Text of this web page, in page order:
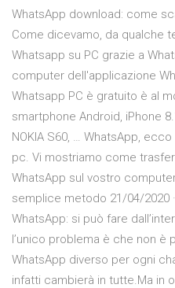
WhatsApp download: come
Come dicevamo, da qualche
Whatsapp su PC grazie a
computer dell'applicazione
Whatsapp PC è gratuito è al
smartphone Android, iPhone
NOKIA S60, … WhatsApp,
pc. Vi mostriamo come
WhatsApp sul vostro
semplice metodo 21/04/2020
WhatsApp: si può fare
l’unico problema è che non
WhatsApp diverso per ogni
infatti cambierà in tutte.Ma in